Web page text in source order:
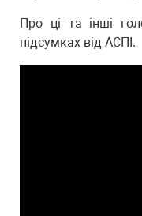
Про ці та інші
підсумках від АСПІ.